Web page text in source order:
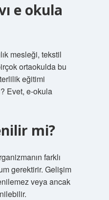
e okula
mesleği, tekstil
ortaokulda bu
eğitimi
Evet, e-okula
mi?
farklı
gerektirir. Gelişim
veya ancak